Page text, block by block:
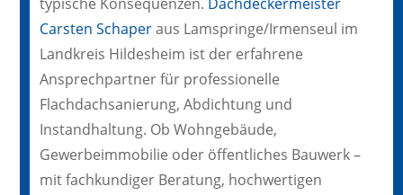
Carsten Schaperaus Lamspringe/Irmenseul im
Landkreis Hildesheim ist der erfahrene
Ansprechpartner für professionelle
Flachdachsanierung, Abdichtung und
Instandhaltung. Ob Wohngebäude,
Gewerbeimmobilie oder öffentliches Bauwerk –
mit fachkundiger Beratung, hochwertigen